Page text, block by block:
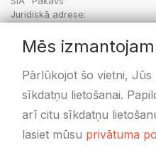
Juridiskā adrese:
PVN Reģ.Nr.: LV48703001414
SEB Banka: kods UNLALV2X,
Swedbanka: kods HABALV22,
Mēs
Pārlūkojot šo vietni,
sīkdatņu lietošanai.
arī citu sīkdatņu
lasiet mūsu privātuma